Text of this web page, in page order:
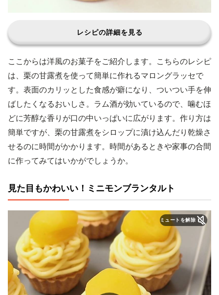
レシピの詳細を見る
ここからは洋風のお菓子をご紹介します。こちらのレシピ
は、栗の甘露煮を使って簡単に作れるマロングラッセで
す。表面のカリッとした食感が癖になり、ついつい手を伸
ばしたくなるおいしさ。ラム酒が効いているので、噛むほ
どに芳醇な香りが口の中いっぱいに広がります。作り方は
簡単ですが、栗の甘露煮をシロップに漬け込んだり乾燥さ
せるのに時間がかかります。時間があるときや家事の合間
に作ってみてはいかがでしょうか。
見た目もかわいい！ミニモンブランタルト
ミュートを解除